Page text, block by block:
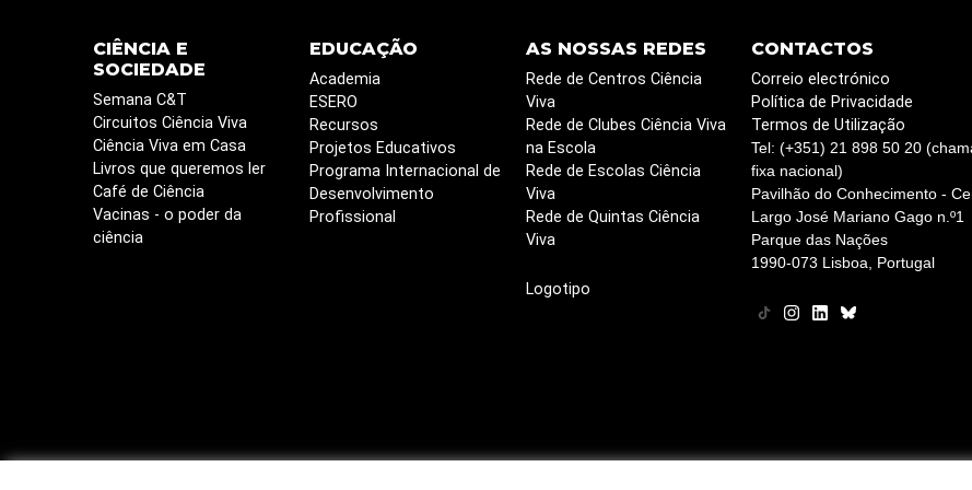
CIÊNCIA E
SOCIEDADE
Semana C&T
Circuitos Ciência Viva
Ciência Viva em Casa
Livros que queremos ler
Café de Ciência
Vacinas - o poder da
ciência
EDUCAÇÃO
Academia
ESERO
Recursos
Projetos Educativos
Programa Internacional de
Desenvolvimento
Profissional
AS NOSSAS REDES
Rede de Centros Ciência
Viva
Rede de Clubes Ciência Viva
na Escola
Rede de Escolas Ciência
Viva
Rede de Quintas Ciência
Viva
Logotipo
CONTACTOS
Correio electrónico
Política de Privacidade
Termos de Utilização
Tel: (+351) 21 898 50 20
fixa nacional)
Pavilhão do Conhecimento -
Largo José Mariano Gago n.º1
Parque das Nações
1990-073 Lisboa, Portugal